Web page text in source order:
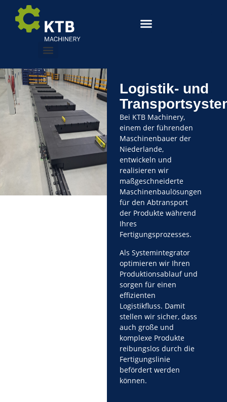
Logistik- und
Bei KTB Machinery,
einem der führenden
Maschinenbauer der
Niederlande,
entwickeln und
realisieren wir
maßgeschneiderte
Maschinenbaulösungen
für den Abtransport
der Produkte während
Ihres
Fertigungsprozesses.
Als Systemintegrator
optimieren wir Ihren
Produktionsablauf und
sorgen für einen
effizienten
Logistikfluss. Damit
stellen wir sicher, dass
auch große und
komplexe Produkte
reibungslos durch die
Fertigungslinie
befördert werden
können.